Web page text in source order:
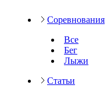
Соревнования
Все
Бег
Лыжи
Статьи